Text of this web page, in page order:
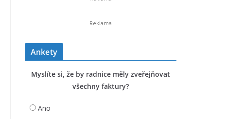
Ankety
Myslíte si, že by radnice měly zveřejňovat
všechny faktury?
Ano